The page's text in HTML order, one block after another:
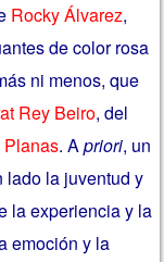
Rocky Álvarez,
de color rosa
ni menos, que
Rey Beiro, del
. Apriori, un
lado la juventud y
la experiencia y la
emoción y la